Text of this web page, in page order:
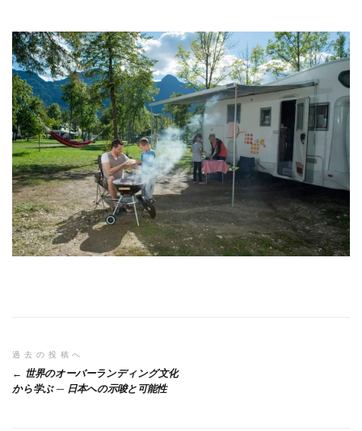
投
稿
過去の投稿へ
世界のオーバーランディング文化
から学ぶ — 日本への示唆と可能性